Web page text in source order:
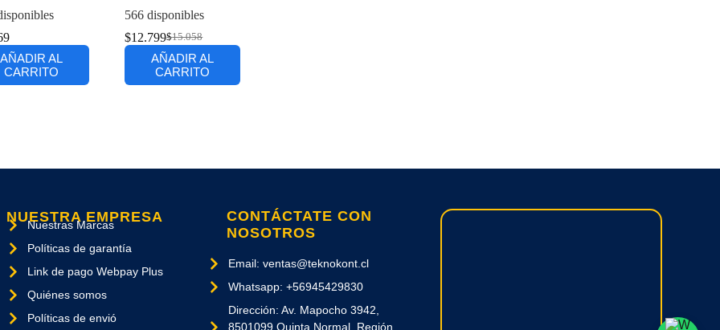
AÑADIR AL
CARRITO
566 disponibles
$15.058
$12.799
AÑADIR AL
CARRITO
NUESTRA EMPRESA
Nuestras Marcas
Políticas de garantía
Link de pago Webpay Plus
Quiénes somos
Políticas de envió
CONTÁCTATE CON
NOSOTROS
Email: ventas@teknokont.cl
Whatsapp: +56945429830
Dirección: Av. Mapocho 3942,
8501099 Quinta Normal, Región